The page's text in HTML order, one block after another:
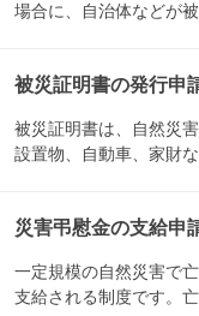
場合に、自治体などが
被災証明書の発行申
被災証明書は、自然災
設置物、自動車、家財
災害弔慰金の支給申
一定規模の自然災害で
支給される制度です。